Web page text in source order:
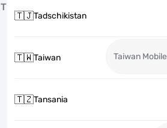
T
🇹🇯Tadschikistan
🇹🇼Taiwan Taiwan Mobile
🇹🇿Tansania